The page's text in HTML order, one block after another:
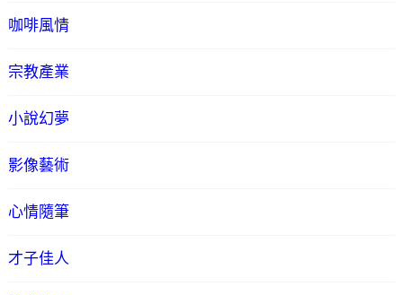
咖啡風情
宗教產業
小說幻夢
影像藝術
心情隨筆
才子佳人